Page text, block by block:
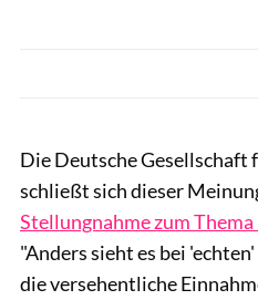
Die Deutsche Gesellschaft
schließt sich dieser
Stellungnahme zum
"Anders sieht es bei
die versehentliche